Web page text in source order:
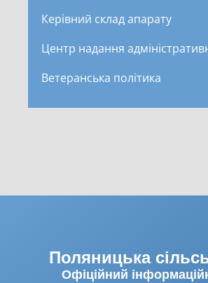
Керівний склад апарату
Центр надання
Ветеранська політика
Поляницька
Офіційний